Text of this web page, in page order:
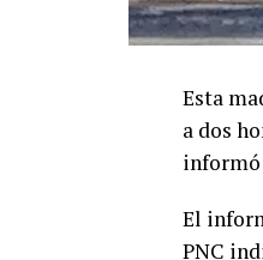
Esta
a dos
informó
El
PNC